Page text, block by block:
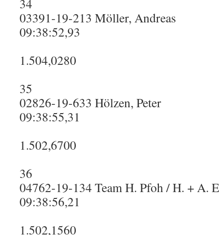
34
03391-19-213 Möller, Andreas
09:38:52,93
1.504,0280
35
02826-19-633 Hölzen, Peter
09:38:55,31
1.502,6700
36
04762-19-134 Team H. Pfoh / H. + A.
09:38:56,21
1.502,1560